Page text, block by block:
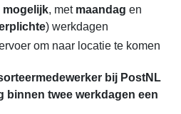
mogelijk, met maandag en
) werkdagen
om naar locatie te komen
bij PostNL
binnen twee werkdagen een